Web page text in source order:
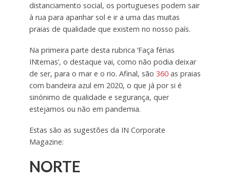
distanciamento social, os portugueses podem sair
à rua para apanhar sol e ir a uma das muitas
praias de qualidade que existem no nosso país.
Na primeira parte desta rubrica ‘Faça férias
INternas’, o destaque vai, como não podia deixar
de ser, para o mar e o rio. Afinal, são 360as praias
com bandeira azul em 2020, o que já por si é
sinónimo de qualidade e segurança, quer
estejamos ou não em pandemia.
Estas são as sugestões da IN Corporate
Magazine:
NORTE